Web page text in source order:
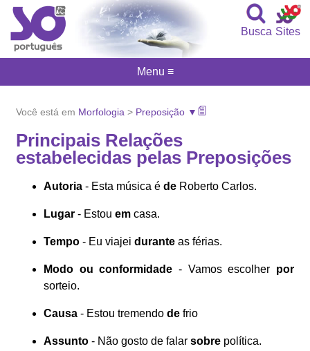
Sites
Busca
Você está em Morfologia > Preposição ▼
Principais Relações
estabelecidas pelas Preposições
Autoria - Esta música é de Roberto Carlos.
Lugar - Estouem casa.
Tempo - Eu viajeidurante as férias.
Modo ou conformidade - Vamos escolher por
sorteio.
Causa - Estou tremendode frio
Assunto - Não gosto de falarsobre política.